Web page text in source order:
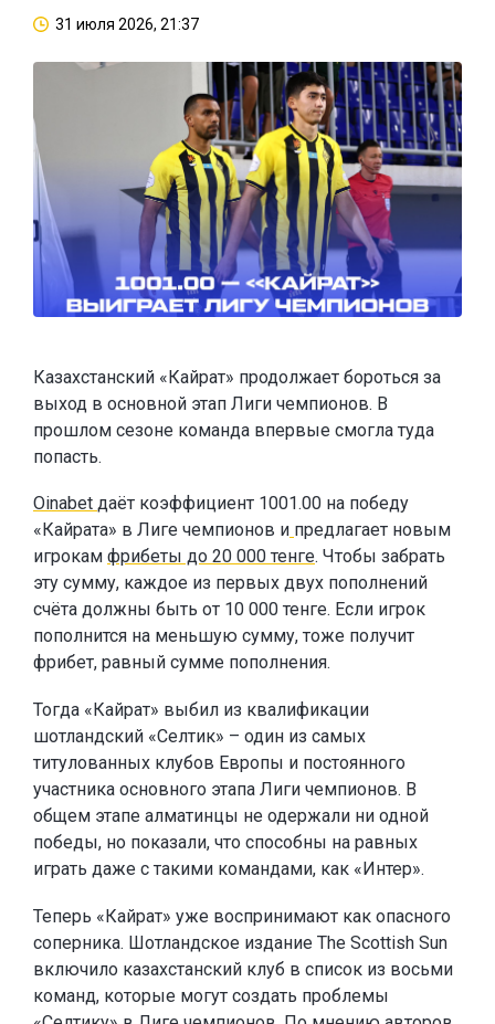
31 июля 2026, 21:37
Казахстанский «Кайрат» продолжает бороться за
выход в основной этап Лиги чемпионов. В
прошлом сезоне команда впервые смогла туда
попасть.
Oinabet даёт коэффициент 1001.00 на победу
«Кайрата» в Лиге чемпионов и предлагает новым
игрокам фрибеты до 20 000 тенге. Чтобы забрать
эту сумму, каждое из первых двух пополнений
счёта должны быть от 10 000 тенге. Если игрок
пополнится на меньшую сумму, тоже получит
фрибет, равный сумме пополнения.
Тогда «Кайрат» выбил из квалификации
шотландский «Селтик» – один из самых
титулованных клубов Европы и постоянного
участника основного этапа Лиги чемпионов. В
общем этапе алматинцы не одержали ни одной
победы, но показали, что способны на равных
играть даже с такими командами, как «Интер».
Теперь «Кайрат» уже воспринимают как опасного
соперника. Шотландское издание The Scottish Sun
включило казахстанский клуб в список из восьми
команд, которые могут создать проблемы